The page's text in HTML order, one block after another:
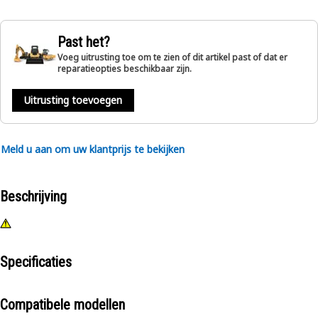
Past het?
Voeg uitrusting toe om te zien of dit artikel past of dat er
reparatieopties beschikbaar zijn.
Uitrusting toevoegen
Meld u aan om uw klantprijs te bekijken
Beschrijving
Specificaties
Compatibele modellen